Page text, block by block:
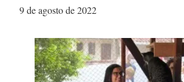
Data
9 de agosto de 2022